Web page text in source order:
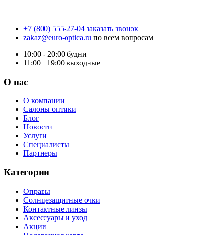
+7 (800) 555-27-04 заказать звонок
zakaz@euro-optica.ru по всем вопросам
10:00 - 20:00 будни
11:00 - 19:00 выходные
О нас
О компании
Салоны оптики
Блог
Новости
Услуги
Специалисты
Партнеры
Категории
Оправы
Солнцезащитные очки
Контактные линзы
Аксессуары и уход
Акции